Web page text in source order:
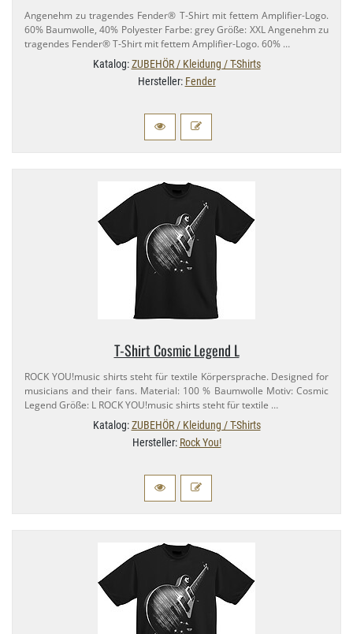
Angenehm zu tragendes Fender® T-​Shirt mit fettem Amplifier-​Logo.
60% Baumwolle, 40% Polyester Farbe: grey Größe: XXL Angenehm zu
tragendes Fender® T-​Shirt mit fettem Amplifier-​Logo. 60% …
Katalog:ZUBEHÖR / Kleidung / T-Shirts
Hersteller: Fender
T-​Shirt Cosmic Legend L
ROCK YOU!music shirts steht für textile Körpersprache. Designed for
musicians and their fans. Material: 100 % Baumwolle Motiv: Cosmic
Legend Größe: L ROCK YOU!music shirts steht für textile …
Katalog:ZUBEHÖR / Kleidung / T-Shirts
Hersteller: Rock You!